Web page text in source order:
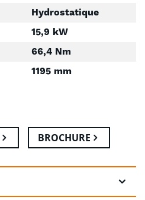
Hydrostatique
15,9 kW
66,4 Nm
1195 mm
BROCHURE